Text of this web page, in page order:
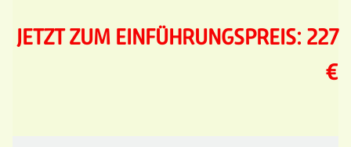
JETZT ZUM EINFÜHRUNGSPREIS: 227
€